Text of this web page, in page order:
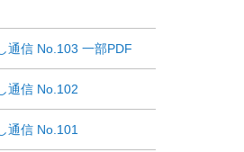
通信 No.103 一部PDF
通信 No.102
通信 No.101